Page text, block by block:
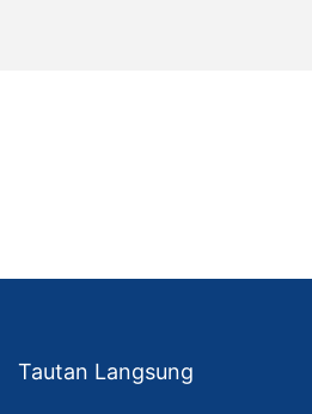
Tautan Langsung